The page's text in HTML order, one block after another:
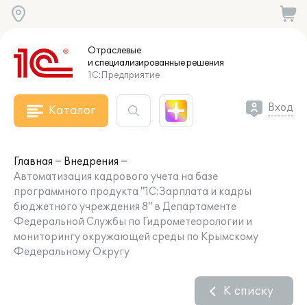
Отраслевые
и специализированныерешения
1С:Предприятие
Каталог Вход
Главная
Внедрения
Автоматизация кадрового учета на базе
программного продукта "1С:Зарплата и кадры
бюджетного учреждения 8" в Департаменте
Федеральной Службы по Гидрометеорологии и
мониторингу окружающей среды по Крымскому
Федеральному Округу
К списку